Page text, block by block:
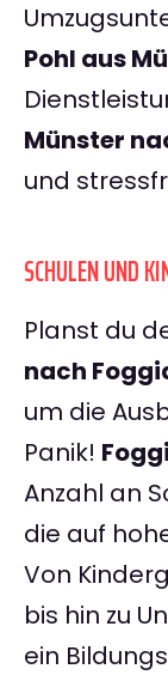
Pohl aus
Münster
und
SCHULEN UND
Planst du
nach
um die
Panik!
Anzahl an
die auf
Von
bis hin zu
ein